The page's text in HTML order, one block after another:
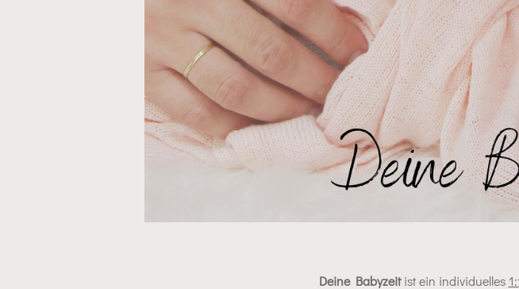
Deine Babyzeitist ein individuelles